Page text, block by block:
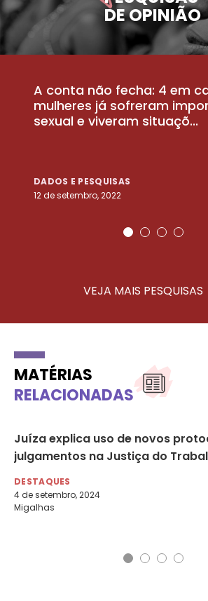
DE OPINIÃO
A conta não fecha: 4 em
mulheres já sofreram
sexual e viveram situaçõ...
DADOS E PESQUISAS
12 de setembro, 2022
VEJA MAIS PESQUISAS
MATÉRIAS
RELACIONADAS
Juíza explica uso de novos
julgamentos na Justiça do
DESTAQUES
4 de setembro, 2024
Migalhas